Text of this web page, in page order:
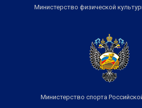
Министерство физической
Министерство спорта